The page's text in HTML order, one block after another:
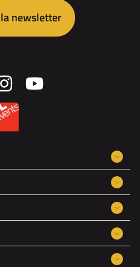
la newsletter